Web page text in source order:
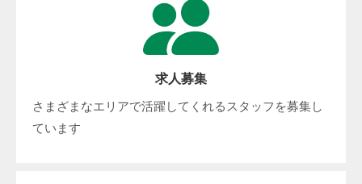
求人募集
さまざまなエリアで活躍してくれるスタッフを募集し
ています